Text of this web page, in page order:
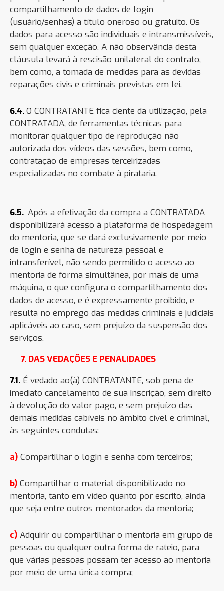
compartilhamento de dados de login
(usuário/senhas) a título oneroso ou gratuito. Os
dados para acesso são individuais e intransmissíveis,
sem qualquer exceção. A não observância desta
cláusula levará à rescisão unilateral do contrato,
bem como, a tomada de medidas para as devidas
reparações civis e criminais previstas em lei.
6.4.O CONTRATANTE fica ciente da utilização, pela
CONTRATADA, de ferramentas técnicas para
monitorar qualquer tipo de reprodução não
autorizada dos vídeos das sessões, bem como,
contratação de empresas terceirizadas
especializadas no combate à pirataria.
6.5. Após a efetivação da compra a CONTRATADA
disponibilizará acesso à plataforma de hospedagem
do mentoria, que se dará exclusivamente por meio
de login e senha de natureza pessoal e
intransferível, não sendo permitido o acesso ao
mentoria de forma simultânea, por mais de uma
máquina, o que configura o compartilhamento dos
dados de acesso, e é expressamente proibido, e
resulta no emprego das medidas criminais e judiciais
aplicáveis ao caso, sem prejuízo da suspensão dos
serviços.
7. DAS VEDAÇÕES E PENALIDADES
7.1. É vedado ao(à) CONTRATANTE, sob pena de
imediato cancelamento de sua inscrição, sem direito
à devolução do valor pago, e sem prejuízo das
demais medidas cabíveis no âmbito cível e criminal,
às seguintes condutas:
a) Compartilhar o login e senha com terceiros;
b) Compartilhar o material disponibilizado no
mentoria, tanto em vídeo quanto por escrito, ainda
que seja entre outros mentorados da mentoria;
c) Adquirir ou compartilhar o mentoria em grupo de
pessoas ou qualquer outra forma de rateio, para
que várias pessoas possam ter acesso ao mentoria
por meio de uma única compra;